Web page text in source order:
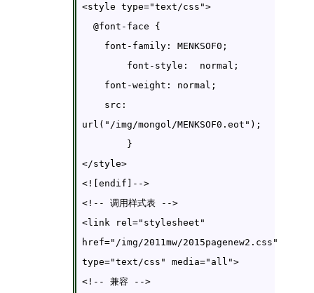
<style type="text/css">
url("/img/mongol/MENKSOF0.eot");
</style>
<![endif]-->
<!-- 调用样式表 -->
<link rel="stylesheet"
href="/img/2011mw/2015pagenew2.css"
type="text/css" media="all">
<!-- 兼容 -->